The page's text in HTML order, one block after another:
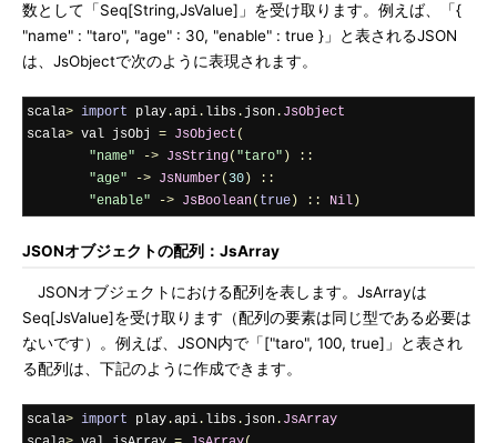
数として「Seq[String,JsValue]」を受け取ります。例えば、「{
"name" : "taro", "age" : 30, "enable" : true }」と表されるJSON
は、JsObjectで次のように表現されます。
scala> import play .api . libs . json . JsObject
scala> val jsObj = JsObject (
"name"
-> JsString( "taro" )
::
"age"
-> JsNumber( 30 )
::
"enable"
-> JsBoolean( true ) :: Nil )
JSONオブジェクトの配列：JsArray
JSONオブジェクトにおける配列を表します。JsArrayは
Seq[JsValue]を受け取ります（配列の要素は同じ型である必要は
ないです）。例えば、JSON内で「["taro", 100, true]」と表され
る配列は、下記のように作成できます。
scala> import play .api . libs . json . JsArray